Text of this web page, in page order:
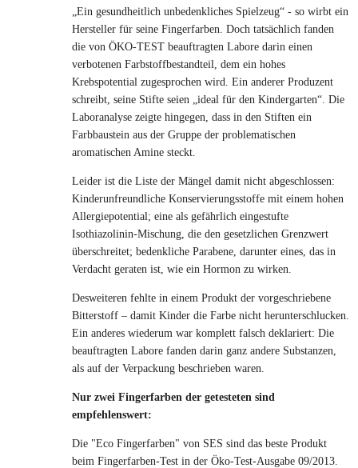
„Ein gesundheitlich unbedenkliches Spielzeug“ - so wirbt ein
Hersteller für seine Fingerfarben. Doch tatsächlich fanden
die von ÖKO-TEST beauftragten Labore darin einen
verbotenen Farbstoffbestandteil, dem ein hohes
Krebspotential zugesprochen wird. Ein anderer Produzent
schreibt, seine Stifte seien „ideal für den Kindergarten“. Die
Laboranalyse zeigte hingegen, dass in den Stiften ein
Farbbaustein aus der Gruppe der problematischen
aromatischen Amine steckt.
Leider ist die Liste der Mängel damit nicht abgeschlossen:
Kinderunfreundliche Konservierungsstoffe mit einem hohen
Allergiepotential; eine als gefährlich eingestufte
Isothiazolinin-Mischung, die den gesetzlichen Grenzwert
überschreitet; bedenkliche Parabene, darunter eines, das in
Verdacht geraten ist, wie ein Hormon zu wirken.
Desweiteren fehlte in einem Produkt der vorgeschriebene
Bitterstoff – damit Kinder die Farbe nicht herunterschlucken.
Ein anderes wiederum war komplett falsch deklariert: Die
beauftragten Labore fanden darin ganz andere Substanzen,
als auf der Verpackung beschrieben waren.
Nur zwei Fingerfarben der getesteten sind
empfehlenswert:
Die "Eco Fingerfarben" von SES sind das beste Produkt
beim Fingerfarben-Test in der Öko-Test-Ausgabe 09/2013.